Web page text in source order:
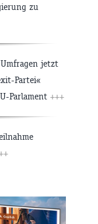
zu
jetzt
Partei«
Parlament +++